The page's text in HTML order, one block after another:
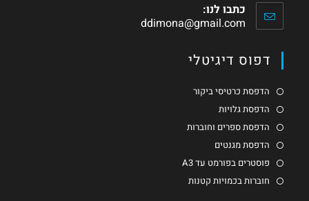
כתבו לנו:
ddimona@gmail.com
דפוס דיגיטלי
הדפסת כרטיסי ביקור
הדפסת גלויות
הדפסת ספרים וחוברות
הדפסת מגנטים
פוסטרים בפורמט עד A3
חוברות בכמויות קטנות